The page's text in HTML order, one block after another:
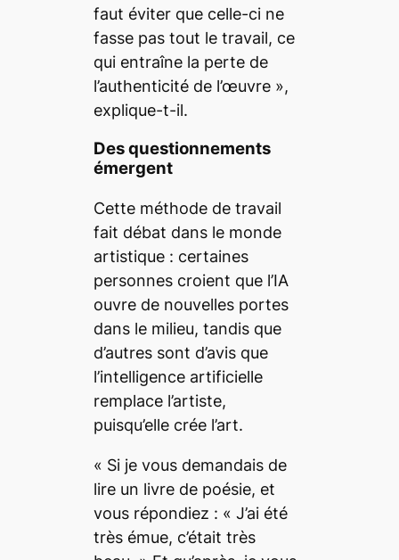
faut éviter que celle-ci ne
fasse pas tout le travail, ce
qui entraîne la perte de
l’authenticité de l’œuvre »,
explique-t-il.
Des questionnements
émergent
Cette méthode de travail
fait débat dans le monde
artistique : certaines
personnes croient que l’IA
ouvre de nouvelles portes
dans le milieu, tandis que
d’autres sont d’avis que
l’intelligence artificielle
remplace l’artiste,
puisqu’elle crée l’art.
« Si je vous demandais de
lire un livre de poésie, et
vous répondiez : « J’ai été
très émue, c’était très